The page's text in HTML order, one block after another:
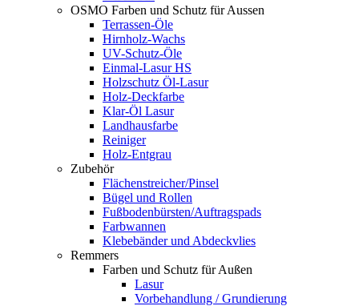
OSMO Farben und Schutz für Aussen
Terrassen-Öle
Hirnholz-Wachs
UV-Schutz-Öle
Einmal-Lasur HS
Holzschutz Öl-Lasur
Holz-Deckfarbe
Klar-Öl Lasur
Landhausfarbe
Reiniger
Holz-Entgrau
Zubehör
Flächenstreicher/Pinsel
Bügel und Rollen
Fußbodenbürsten/Auftragspads
Farbwannen
Klebebänder und Abdeckvlies
Remmers
Farben und Schutz für Außen
Lasur
Vorbehandlung / Grundierung